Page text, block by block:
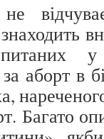
аборт в
Багато